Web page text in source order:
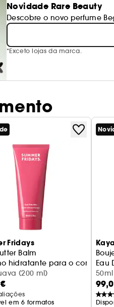
Novidade Rare Beauty
Descobre o novo perfume
*Exceto lojas da marca.
Fridays
Balm
hidratante para o corpo
(200 ml)
em 6 formatos
Eau
50ml